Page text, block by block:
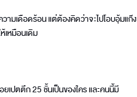
ามเดือดร้อน แต่ต้องคิดว่าจะไปโอบอุ้มแก๊ง
เหมือนเดิม
เปตตึก 25 ชั้นเป็นของใคร และคนนี้มี